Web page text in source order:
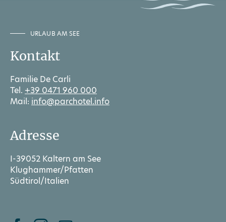
URLAUB AM SEE
Kontakt
Familie De Carli
Tel. +39 0471 960 000
Mail: info@parchotel.info
Adresse
I-39052 Kaltern am See
Klughammer/Pfatten
Südtirol/Italien